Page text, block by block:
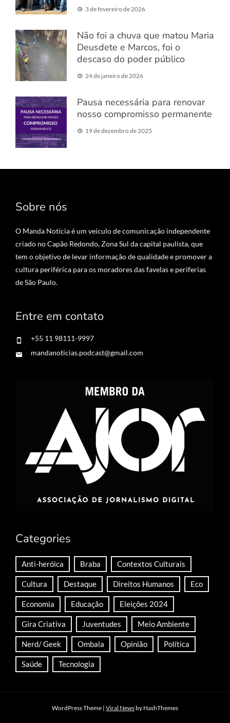
3 de fevereiro de 2026
Não foi a chuva que matou Maria
Deusdete e Marcos, foi o
descaso do poder público
24 de janeiro de 2026
Pausa necessária para renovar
nosso compromisso permanente
19 de dezembro de 2025
Sobre nós
O Manda Notícia é um veículo de comunicação independente
criado no Capão Redondo, Zona Sul da capital paulista, que
tem o objetivo de levar informação de qualidade e promover a
cultura periférica para os moradores das favelas e periferias
de São Paulo.
Entre em contato
+55 11 98111-9997
mandanoticias.podcast@gmail.com
Categories
Anti-heróica Braba Contextos Culturais
Cultura Destaque Direitos Humanos Eco
Economia Educação Eleições 2024
Gira Criativa Juventudes Meio Ambiente
Nerd/ Geek Ombala Opinião Política
Saúde Tecnologia
WordPress Theme | Viral Newsby HashThemes